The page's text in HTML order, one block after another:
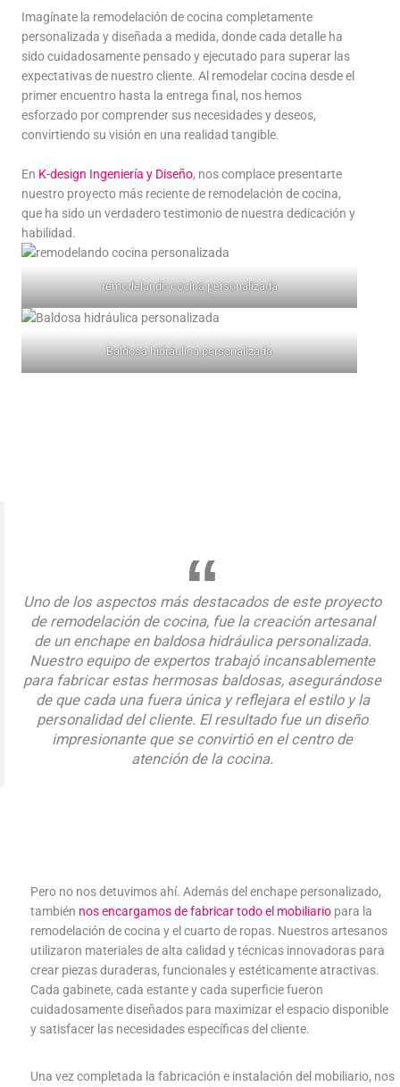
Imagínate la remodelación de cocina completamente
personalizada y diseñada a medida, donde cada detalle ha
sido cuidadosamente pensado y ejecutado para superar las
expectativas de nuestro cliente. Al remodelar cocina desde el
primer encuentro hasta la entrega final, nos hemos
esforzado por comprender sus necesidades y deseos,
convirtiendo su visión en una realidad tangible.
En K-design Ingeniería y Diseño, nos complace presentarte
nuestro proyecto más reciente de remodelación de cocina,
que ha sido un verdadero testimonio de nuestra dedicación y
habilidad.
remodelando cocina personalizada
Baldosa hidráulica personalizada
Uno de los aspectos más destacados de este proyecto
de remodelación de cocina, fue la creación artesanal
de un enchape en baldosa hidráulica personalizada.
Nuestro equipo de expertos trabajó incansablemente
para fabricar estas hermosas baldosas, asegurándose
de que cada una fuera única y reflejara el estilo y la
personalidad del cliente. El resultado fue un diseño
impresionante que se convirtió en el centro de
atención de la cocina.
Pero no nos detuvimos ahí. Además del enchape personalizado,
también nos encargamos de fabricar todo el mobiliariopara la
remodelación de cocina y el cuarto de ropas. Nuestros artesanos
utilizaron materiales de alta calidad y técnicas innovadoras para
crear piezas duraderas, funcionales y estéticamente atractivas.
Cada gabinete, cada estante y cada superficie fueron
cuidadosamente diseñados para maximizar el espacio disponible
y satisfacer las necesidades específicas del cliente.
Una vez completada la fabricación e instalación del mobiliario, nos